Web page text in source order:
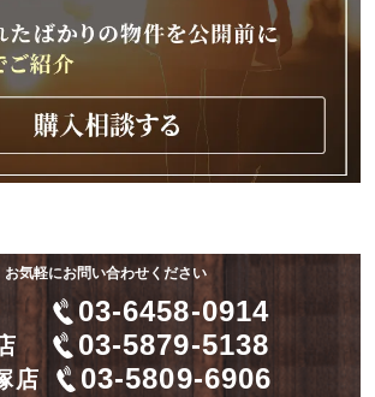
お気軽にお問い合わせください
03-6458-0914
03-5879-5138
店 03-5809-6906